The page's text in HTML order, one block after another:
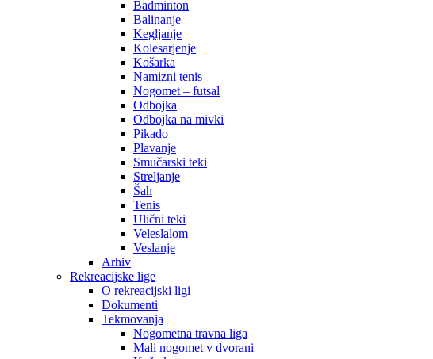
Badminton
Balinanje
Kegljanje
Kolesarjenje
Košarka
Namizni tenis
Nogomet – futsal
Odbojka
Odbojka na mivki
Pikado
Plavanje
Smučarski teki
Streljanje
Šah
Tenis
Ulični teki
Veleslalom
Veslanje
Arhiv
Rekreacijske lige
O rekreacijski ligi
Dokumenti
Tekmovanja
Nogometna travna liga
Mali nogomet v dvorani